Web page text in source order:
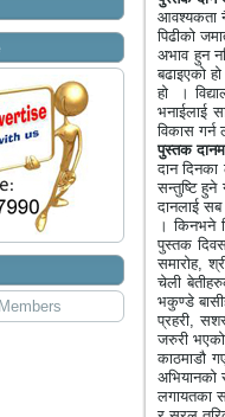
आवश्यकता नै
पिढीको
अभाव हुन
बढाइएको हो
हो
।
भनाईलाई
विकास गर्न
पुस्तक
दान दिनका
सन्तुष्टि हुने
दानलाई
। किनभने
पुस्तक
समारोह,
चेली
भकुण्डे
प्रहरी,
जरुरी
काठमाडौ
अभियानको
लगायतका